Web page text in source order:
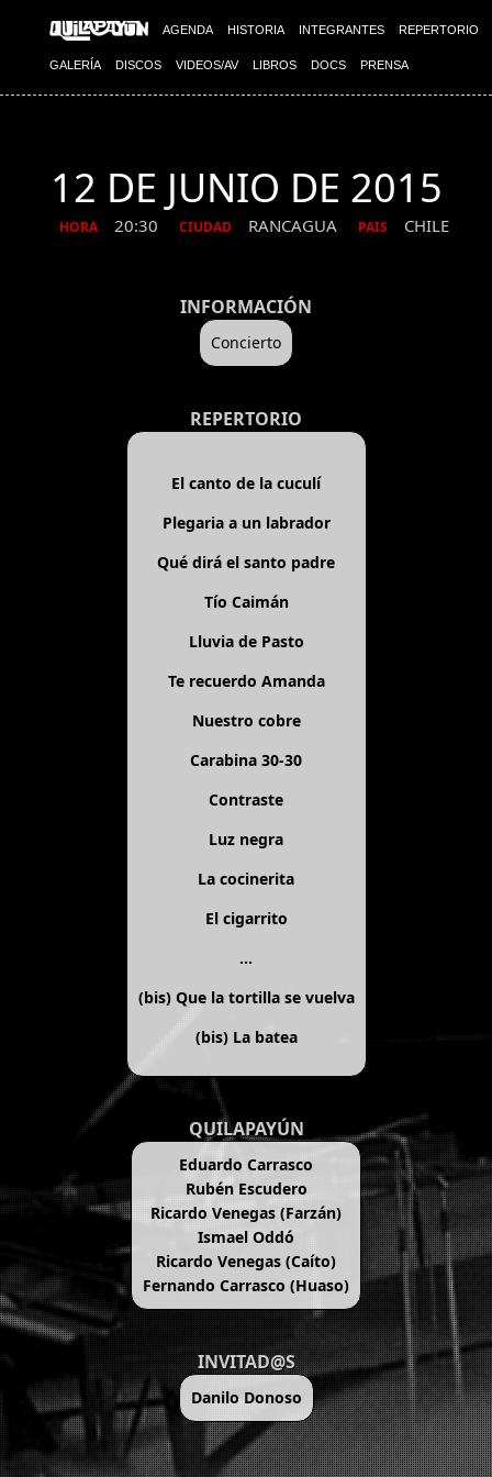
AGENDA HISTORIA INTEGRANTES REPERTORIO
GALERÍA DISCOS VIDEOS/AV LIBROS DOCS PRENSA
12 DE JUNIO DE 2015
HORA 20:30 CIUDAD RANCAGUA PAIS CHILE
INFORMACIÓN
Concierto
REPERTORIO
El canto de la cuculí
Plegaria a un labrador
Qué dirá el santo padre
Tío Caimán
Lluvia de Pasto
Te recuerdo Amanda
Nuestro cobre
Carabina 30-30
Contraste
Luz negra
La cocinerita
El cigarrito
...
(bis) Que la tortilla se vuelva
(bis) La batea
QUILAPAYÚN
Eduardo Carrasco
Rubén Escudero
Ricardo Venegas (Farzán)
Ismael Oddó
Ricardo Venegas (Caíto)
Fernando Carrasco (Huaso)
INVITAD@S
Danilo Donoso